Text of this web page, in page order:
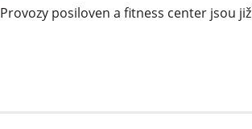
Provozy posiloven a fitness center jsou